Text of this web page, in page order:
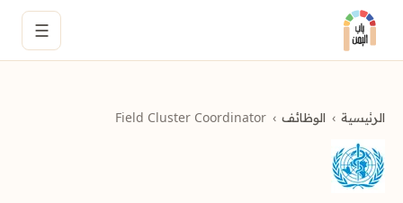
☰
الرئيسية الوظائف Field Cluster Coordinator